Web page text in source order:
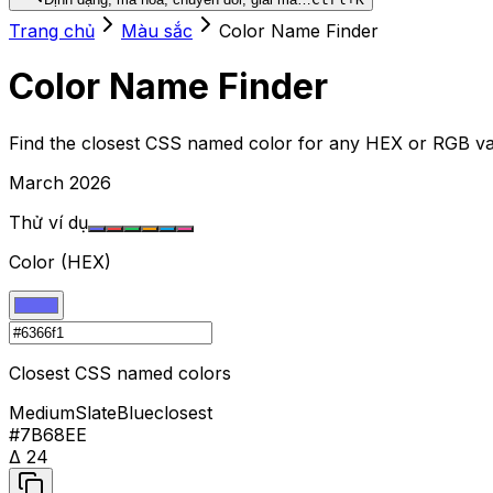
Trang chủ Màu sắc Color Name Finder
Color Name Finder
Find the closest CSS named color for any HEX or RGB
March 2026
Thử ví dụ
Color (HEX)
Closest CSS named colors
MediumSlateBlueclosest
#7B68EE
Δ 24